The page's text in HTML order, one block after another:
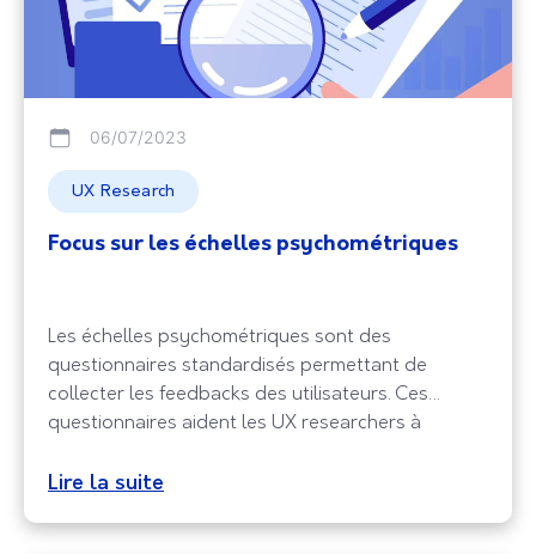
06/07/2023
UX Research
Focus sur les échelles psychométriques
Les échelles psychométriques sont des
questionnaires standardisés permettant de
collecter les feedbacks des utilisateurs. Ces
questionnaires aident les UX researchers à
l’expérience utilisateur. Ce sont des échelles
les réponses des participants. Ainsi, elles reflètent
Lire la suite